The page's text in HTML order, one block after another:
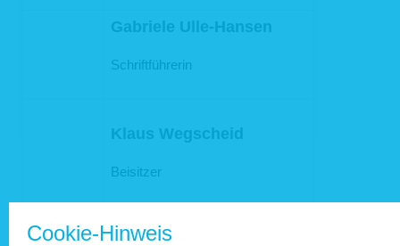
Gabriele Ulle-Hansen
Schriftführerin
Klaus Wegscheid
Beisitzer
Cookie-Hinweis